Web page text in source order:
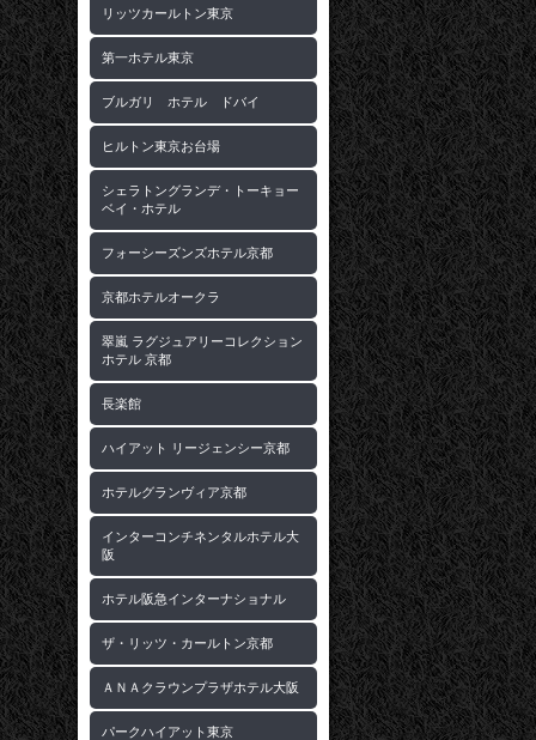
リッツカールトン東京
第一ホテル東京
ブルガリ ホテル ドバイ
ヒルトン東京お台場
シェラトングランデ・トーキョー
ベイ・ホテル
フォーシーズンズホテル京都
京都ホテルオークラ
翠嵐 ラグジュアリーコレクション
ホテル 京都
長楽館
ハイアット リージェンシー京都
ホテルグランヴィア京都
インターコンチネンタルホテル大
阪
ホテル阪急インターナショナル
ザ・リッツ・カールトン京都
ＡＮＡクラウンプラザホテル大阪
パークハイアット東京